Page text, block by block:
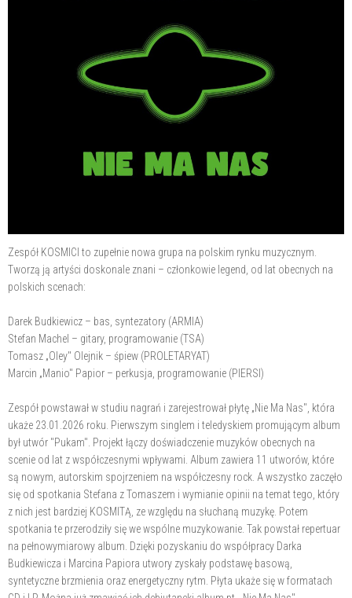
​​Zespół KOSMICI to zupełnie nowa grupa na polskim rynku muzycznym.
Tworzą ją artyści doskonale znani – członkowie legend, od lat obecnych na
polskich scenach:
Darek Budkiewicz – bas, syntezatory (ARMIA)
Stefan Machel – gitary, programowanie (TSA)
Tomasz „Oley" Olejnik – śpiew (PROLETARYAT)
Marcin „Manio" Papior – perkusja, programowanie (PIERSI)
Zespół powstawał w studiu nagrań i zarejestrował płytę „Nie Ma Nas", która
ukaże 23.01.2026 roku. Pierwszym singlem i teledyskiem promującym album
był utwór "Pukam". Projekt łączy doświadczenie muzyków obecnych na
scenie od lat z współczesnymi wpływami. Album zawiera 11 utworów, które
są nowym, autorskim spojrzeniem na współczesny rock. A wszystko zaczęło
się od spotkania Stefana z Tomaszem i wymianie opinii na temat tego, który
z nich jest bardziej KOSMITĄ, ze względu na słuchaną muzykę. Potem
spotkania te przerodziły się we wspólne muzykowanie. Tak powstał repertuar
na pełnowymiarowy album. Dzięki pozyskaniu do współpracy Darka
Budkiewicza i Marcina Papiora utwory zyskały podstawę basową,
syntetyczne brzmienia oraz energetyczny rytm. Płyta ukaże się w formatach